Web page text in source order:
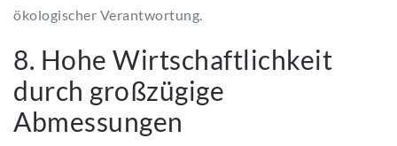
ökologischer Verantwortung.
8. Hohe Wirtschaftlichkeit
durch großzügige
Abmessungen